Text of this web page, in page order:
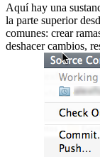
Aquí hay una
la parte superior
comunes: crear
deshacer cambios,